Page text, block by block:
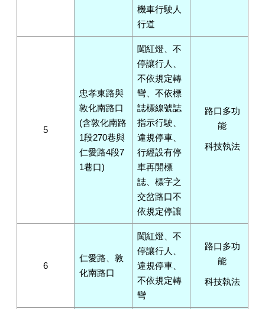
機車行駛人
行道
5
忠孝東路與
敦化南路口
(含敦化南路
1段270巷與
仁愛路4段7
1巷口)
闖紅燈、不
停讓行人、
不依規定轉
彎、不依標
誌標線號誌
指示行駛、
違規停車、
行經設有停
車再開標
誌、標字之
交岔路口不
依規定停讓
路口多功
能
科技執法
6
仁愛路、敦
化南路口
闖紅燈、不
停讓行人、
違規停車、
不依規定轉
彎
路口多功
能
科技執法